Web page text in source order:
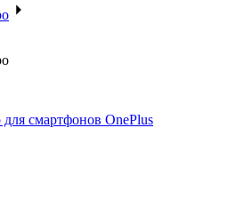
смартфонов OnePlus